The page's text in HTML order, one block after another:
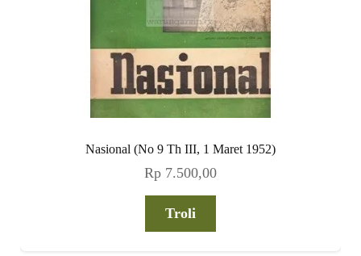
Nasional (No 9 Th III, 1 Maret 1952)
Rp 7.500,00
Troli